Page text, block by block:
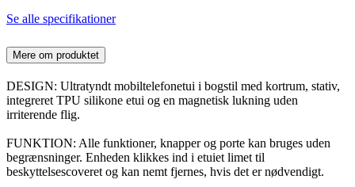
Se alle specifikationer
Mere om produktet
DESIGN: Ultratyndt mobiltelefonetui i bogstil med kortrum, stativ,
integreret TPU silikone etui og en magnetisk lukning uden
irriterende flig.
FUNKTION: Alle funktioner, knapper og porte kan bruges uden
begrænsninger. Enheden klikkes ind i etuiet limet til
beskyttelsescoveret og kan nemt fjernes, hvis det er nødvendigt.